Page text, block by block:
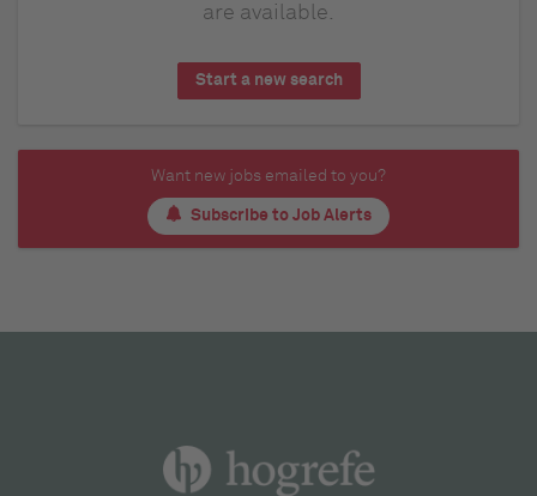
are available.
Start a new search
Want new jobs emailed to you?
Subscribe to Job Alerts